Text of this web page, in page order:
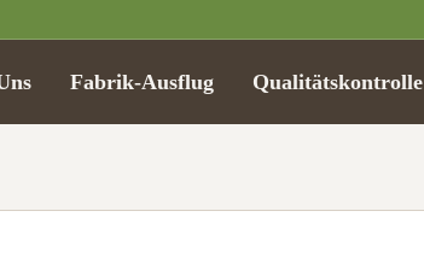
Fabrik-Ausflug Qualitätskontrolle